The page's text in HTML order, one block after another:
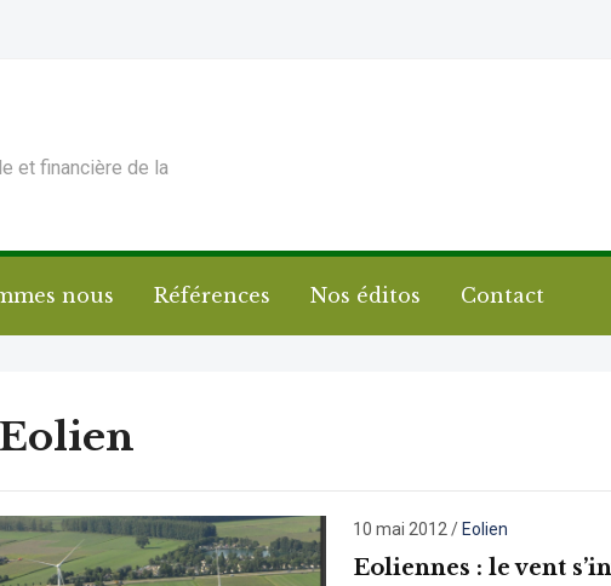
et financière de la
nous Références Nos éditos Contact
Eolien
10 mai 2012 / Eolien
Eoliennes : le vent